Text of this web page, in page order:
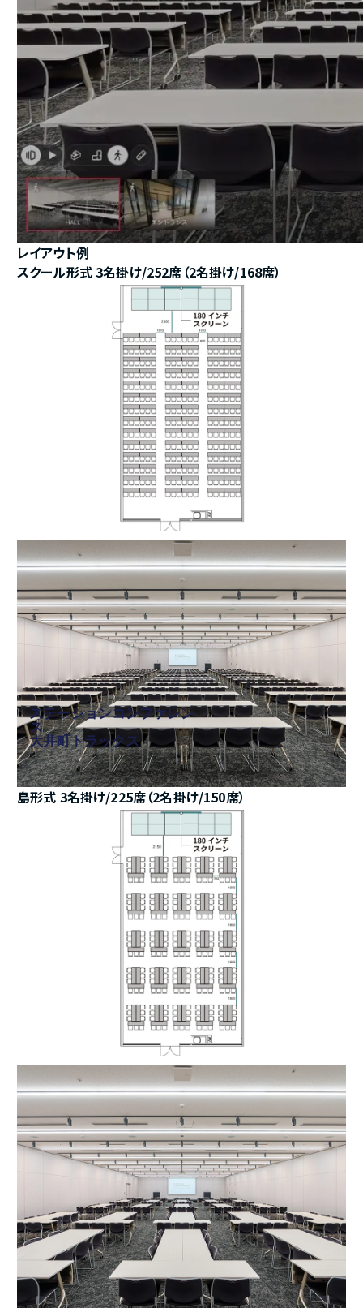
ステーションコンファレン
ス
大井町トラックス
レイアウト例
スクール形式 3名掛け/252席（2名掛け/168席）
島形式 3名掛け/225席（2名掛け/150席）